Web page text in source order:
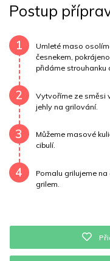
Uhlovodany7 g
Draslík531.3 mg
Vitamín A 1501.5 mg
Vitamín B120 mg
Postup
1
Umleté maso
česnekem,
přidáme strouhanku
2
Vytvoříme ze směsi
jehly na grilování.
3
Můžeme masové
cibulí.
4
Pomalu grilujeme na
grilem.